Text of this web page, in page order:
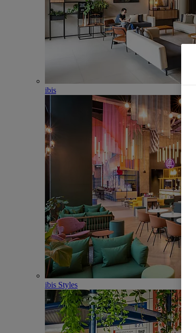
ibis
ibis Styles